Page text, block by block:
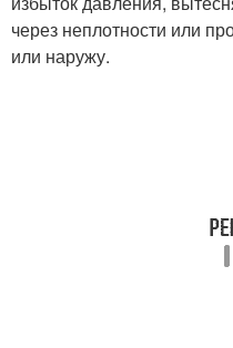
вентиляции
через неплотности или
или наружу.